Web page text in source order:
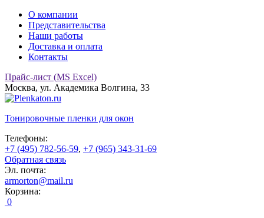
О компании
Представительства
Наши работы
Доставка и оплата
Контакты
Прайс-лист (MS Excel)
Москва, ул. Академика Волгина, 33
Тонировочные пленки для окон
Телефоны:
+7 (495) 782-56-59, +7 (965) 343-31-69
Обратная связь
Эл. почта:
armorton@mail.ru
Корзина:
0